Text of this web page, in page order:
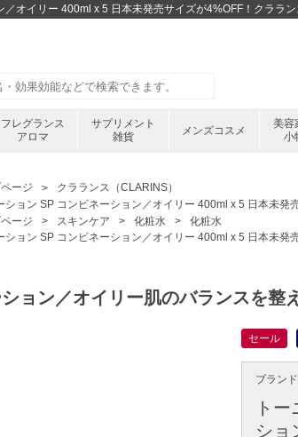
オイリー 400ml x 5 日本未発売サイズが4%OFF！クララ
フレグランス
アロマ
サプリメント
雑貨
メンズコスメ
美容
小
ージ
クラランス（CLARINS）
ション SP コンビネーション／オイリー 400ml x 5 日本未発
ージ
スキンケア 化粧水
化粧水
ション SP コンビネーション／オイリー 400ml x 5 日本未発
ョン／オイリー肌のバランスを整
セール
ブランド
ト
ショ